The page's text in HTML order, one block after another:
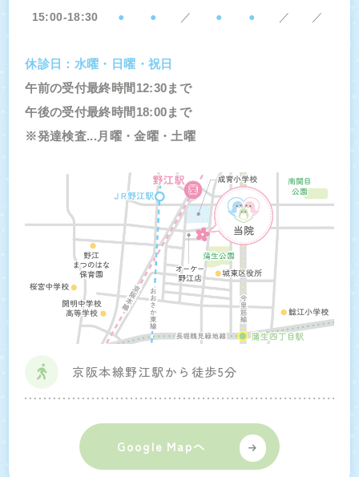
15:00-18:30 ● ● ／ ● ● ／ ／
休診日：水曜・日曜・祝日
午前の受付最終時間12:30まで
午後の受付最終時間18:00まで
※発達検査...月曜・金曜・土曜
京阪本線野江駅から徒歩5分
Google Mapへ